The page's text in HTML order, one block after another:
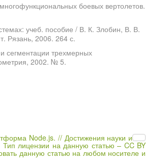
боевых вертолетов.
учеб. пособие / В. К. Злобин, В. В.
Рязань, 2006. 264 с.
сегментации трехмерных
2002. № 5.
Node.js. // Достижения науки и
Тип лицензии на данную статью – CC BY
данную статью на любом носителе и